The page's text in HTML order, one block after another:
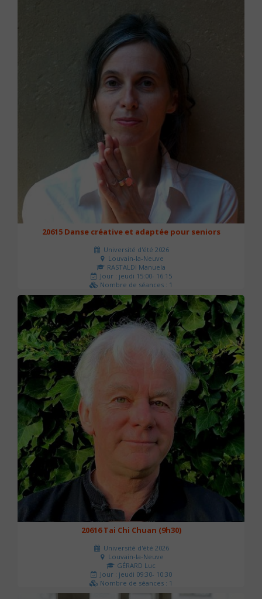
20615 Danse créative et adaptée pour seniors
Université d'été 2026
Louvain-la-Neuve
RASTALDI Manuela
Jour : jeudi 15:00- 16:15
Nombre de séances : 1
0 €
20616 Tai Chi Chuan (9h30)
Université d'été 2026
Louvain-la-Neuve
GÉRARD Luc
Jour : jeudi 09:30- 10:30
Nombre de séances : 1